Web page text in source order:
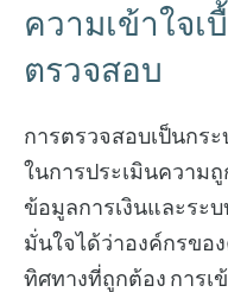
ความเข้าใจเ
ตรวจสอบ
การตรวจสอบเป็นกร
ในการประเมินความ
ข้อมูลการเงินและระ
มั่นใจได้ว่าองค์กรขอ
ทิศทางที่ถูกต้อง การเ